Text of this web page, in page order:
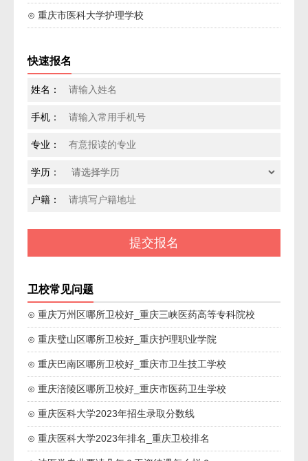
⊙ 重庆市医科大学护理学校
快速报名
姓名：
手机：
专业：
学历：
户籍：
卫校常见问题
⊙ 重庆万州区哪所卫校好_重庆三峡医药高等专科院校
⊙ 重庆璧山区哪所卫校好_重庆护理职业学院
⊙ 重庆巴南区哪所卫校好_重庆市卫生技工学校
⊙ 重庆涪陵区哪所卫校好_重庆市医药卫生学校
⊙ 重庆医科大学2023年招生录取分数线
⊙ 重庆医科大学2023年排名_重庆卫校排名